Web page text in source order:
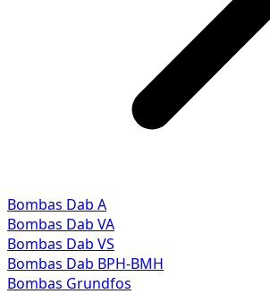
Bombas Dab A
Bombas Dab VA
Bombas Dab VS
Bombas Dab BPH-BMH
Bombas Grundfos